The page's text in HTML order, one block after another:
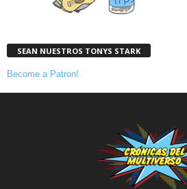
SEAN NUESTROS TONYS STARK
Become a Patron!